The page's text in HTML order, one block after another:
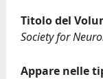
Titolo del
Society for
Appare nelle